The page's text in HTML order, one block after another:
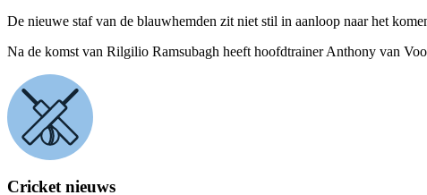
De nieuwe staf van de blauwhemden zit niet stil in aanloop naar het
Na de komst van Rilgilio Ramsubagh heeft hoofdtrainer Anthony van
Cricket nieuws